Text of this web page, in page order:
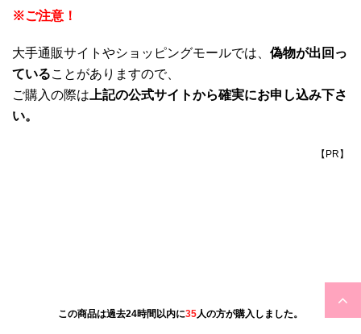
※ご注意！
大手通販サイトやショッピングモールでは、 偽物が出回っ
ていることがありますので、
ご購入の際は 上記の公式サイトから確実にお申し込み下さ
い。
【PR】
この商品は過去24時間以内に35人の方が購入しました。